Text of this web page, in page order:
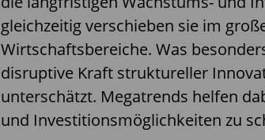
gleichzeitig verschieben sie im
Wirtschaftsbereiche. Was
disruptive Kraft struktureller
unterschätzt. Megatrends helfen
und Investitionsmöglichkeiten zu